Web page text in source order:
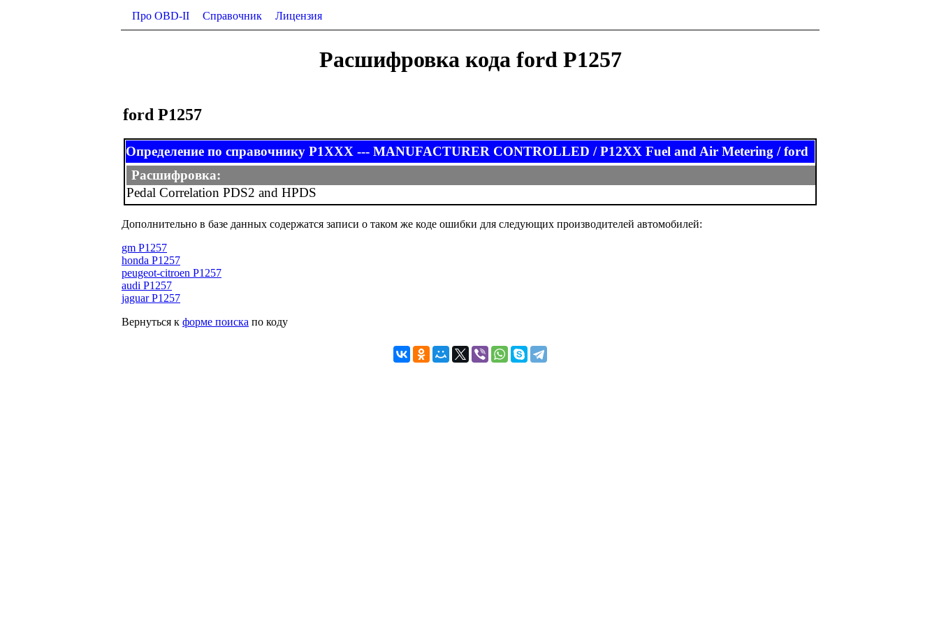
Про OBD-II Справочник Лицензия
Расшифровка кода ford P1257
ford P1257
Определение по справочнику P1XXX --- MANUFACTURER CONTROLLED / P12XX Fuel and Air Metering / ford
Расшифровка:
Pedal Correlation PDS2 and HPDS
Дополнительно в базе данных содержатся записи о таком же коде ошибки для следующих производителей автомобилей:
gm P1257
honda P1257
peugeot-citroen P1257
audi P1257
jaguar P1257
Вернуться к форме поиска по коду